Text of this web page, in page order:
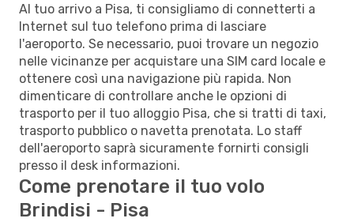
Al tuo arrivo a Pisa, ti consigliamo di connetterti a
Internet sul tuo telefono prima di lasciare
l'aeroporto. Se necessario, puoi trovare un negozio
nelle vicinanze per acquistare una SIM card locale e
ottenere così una navigazione più rapida. Non
dimenticare di controllare anche le opzioni di
trasporto per il tuo alloggio Pisa, che si tratti di taxi,
trasporto pubblico o navetta prenotata. Lo staff
dell'aeroporto saprà sicuramente fornirti consigli
presso il desk informazioni.
Come prenotare il tuo volo
Brindisi - Pisa